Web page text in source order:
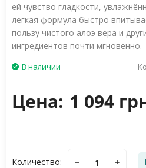
ей чувство гладкости,
легкая формула быстро
пользу чистого алоэ вера и
ингредиентов почти мгновенно.
В наличии
Цена: 1 094
Количество: